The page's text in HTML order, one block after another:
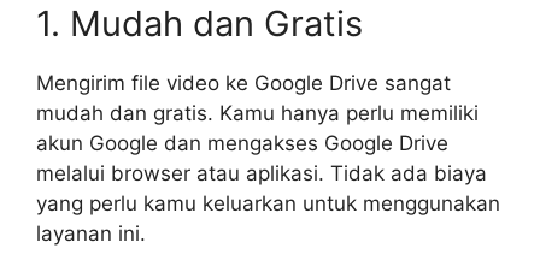
1. Mudah dan Gratis
Mengirim file video ke Google Drive sangat
mudah dan gratis. Kamu hanya perlu memiliki
akun Google dan mengakses Google Drive
melalui browser atau aplikasi. Tidak ada biaya
yang perlu kamu keluarkan untuk menggunakan
layanan ini.